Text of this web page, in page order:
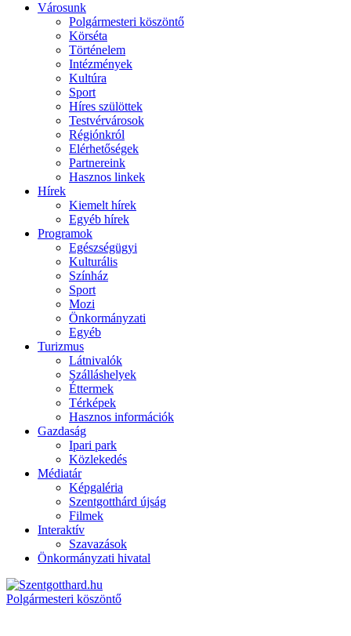
Városunk
Polgármesteri köszöntő
Körséta
Történelem
Intézmények
Kultúra
Sport
Híres szülöttek
Testvérvárosok
Régiónkról
Elérhetőségek
Partnereink
Hasznos linkek
Hírek
Kiemelt hírek
Egyéb hírek
Programok
Egészségügyi
Kulturális
Színház
Sport
Mozi
Önkormányzati
Egyéb
Turizmus
Látnivalók
Szálláshelyek
Éttermek
Térképek
Hasznos információk
Gazdaság
Ipari park
Közlekedés
Médiatár
Képgaléria
Szentgotthárd újság
Filmek
Interaktív
Szavazások
Önkormányzati hivatal
Polgármesteri köszöntő